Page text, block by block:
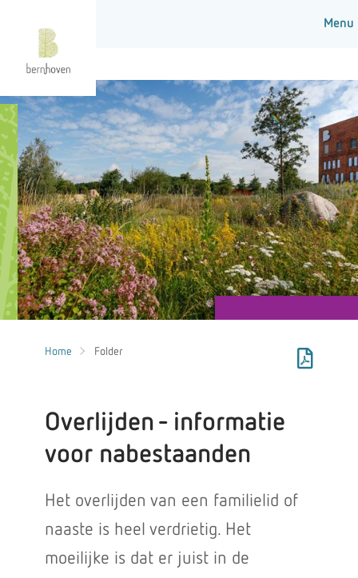
Home Folder
Overlijden - informatie
voor nabestaanden
Het overlijden van een familielid of
naaste is heel verdrietig. Het
moeilijke is dat er juist in de